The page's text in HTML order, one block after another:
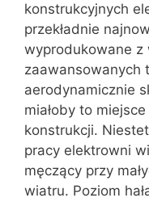
konstrukcyjnych
przekładnie
wyprodukowane z
zaawansowanych
aerodynamicznie
miałoby to
konstrukcji.
pracy elektrowni
męczący przy
wiatru. Poziom